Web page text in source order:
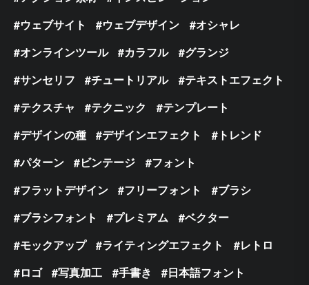
ウェブサイト
ウェブデザイン
オシャレ
オンラインツール
カラフル
グランジ
サンセリフ
チュートリアル
テキストエフェクト
テクスチャ
テクニック
テンプレート
デザインの種
デザインエフェクト
トレンド
パターン
ビンテージ
フォント
フラットデザイン
フリーフォント
ブラシ
ブラシフォント
プレミアム
ベクター
モックアップ
ライティングエフェクト
レトロ
ロゴ
写真加工 手書き
日本語フォント